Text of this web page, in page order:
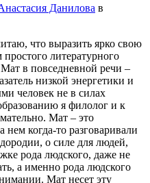
Данилова в
что выразить ярко свою
литературного
в повседневной речи –
низкой энергетики и
человек не в силах
я филолог и к
Мат – это
когда-то разговаривали
о силе для людей,
рода людского, даже не
а именно рода людского
Мат несет эту